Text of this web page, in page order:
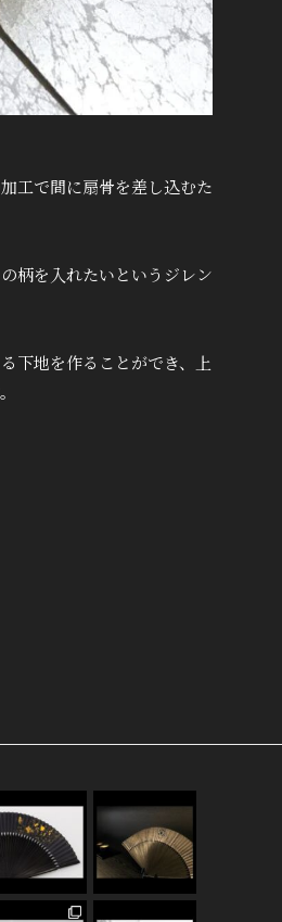
工で間に扇骨を差し込むた
柄を入れたいというジレン
下地を作ることができ、上